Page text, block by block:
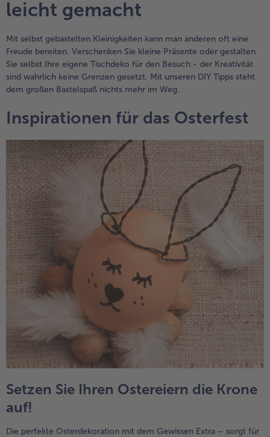
alle Hausmannskost & Suppen
Obst
Brot & Gebäck
alle Brot & Gebäck
Süße Vielfalt
alle Süße Vielfalt
Confiserie & Feinkost
alle Wein & Spirituosen
Küchenhelfer
alle Küchenhelfer
leicht gemacht
Mit selbst gebastelten Kleinigkeiten kann man anderen oft eine
Freude bereiten. Verschenken Sie kleine Präsente oder gestalten
Sie selbst Ihre eigene Tischdeko für den Besuch - der Kreativität
sind wahrlich keine Grenzen gesetzt. Mit unseren DIY Tipps steht
dem großen Bastelspaß nichts mehr im Weg.
Inspirationen für das Osterfest
Setzen Sie Ihren Ostereiern die Krone
auf!
Die perfekte Osterdekoration mit dem Gewissen Extra – sorgt für